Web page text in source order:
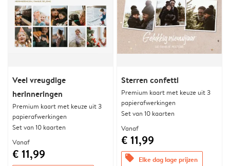
Veel vreugdige
herinneringen
Premium kaart met keuze uit 3
papierafwerkingen
Set van 10 kaarten
Vanaf
€ 11,99
Sterren confetti
Premium kaart met keuze uit 3
papierafwerkingen
Set van 10 kaarten
Vanaf
€ 11,99
offers Elke dag lage prijzen